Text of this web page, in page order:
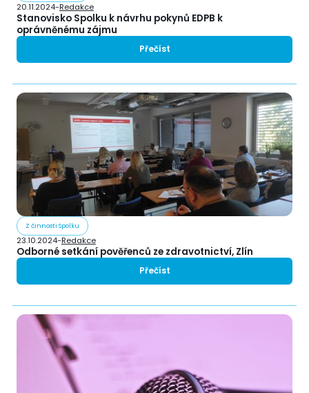
20.11.2024-Redakce
Stanovisko Spolku k návrhu pokynů EDPB k
oprávněnému zájmu
Přečíst
Z činnosti Spolku
23.10.2024-Redakce
Odborné setkání pověřenců ze zdravotnictví, Zlín
Přečíst